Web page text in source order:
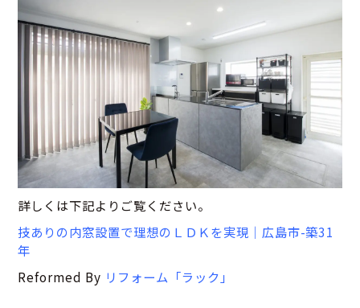
詳しくは下記よりご覧ください。
技ありの内窓設置で理想のＬＤＫを実現｜広島市-築31
年
Reformed By リフォーム「ラック」